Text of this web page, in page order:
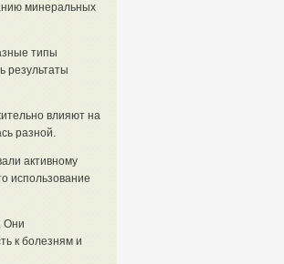
минеральных
типы
результаты
влияют на
разной.
активному
использование
Они
к болезням и